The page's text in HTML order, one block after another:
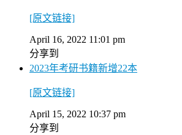
[原文链接]
April 16, 2022 11:01 pm
分享到
2023年考研书籍新增22本
[原文链接]
April 15, 2022 10:37 pm
分享到